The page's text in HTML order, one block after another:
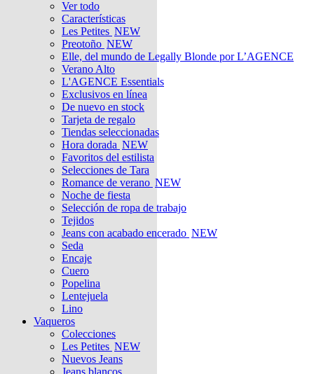
Ver todo
Características
Les Petites NEW
Preotoño NEW
Elle, del mundo de Legally Blonde por L’AGENCE
Verano Alto
L'AGENCE Essentials
Exclusivos en línea
De nuevo en stock
Tarjeta de regalo
Tiendas seleccionadas
Hora dorada NEW
Favoritos del estilista
Selecciones de Tara
Romance de verano NEW
Noche de fiesta
Selección de ropa de trabajo
Tejidos
Jeans con acabado encerado NEW
Seda
Encaje
Cuero
Popelina
Lentejuela
Lino
Vaqueros
Colecciones
Les Petites NEW
Nuevos Jeans
Jeans blancos